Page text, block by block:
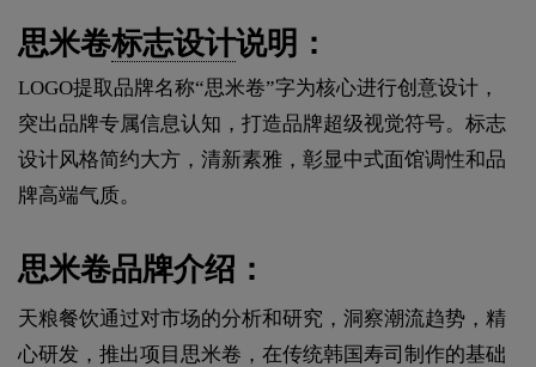
思米卷标志设计说明：
LOGO提取品牌名称“思米卷”字为核心进行创意设计，
突出品牌专属信息认知，打造品牌超级视觉符号。标志
设计风格简约大方，清新素雅，彰显中式面馆调性和品
牌高端气质。
思米卷品牌介绍：
天粮餐饮通过对市场的分析和研究，洞察潮流趋势，精
心研发，推出项目思米卷，在传统韩国寿司制作的基础